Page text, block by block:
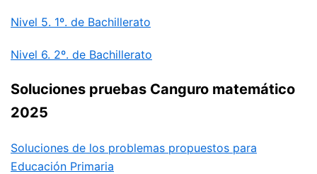
Nivel 5. 1º. de Bachillerato
Nivel 6. 2º. de Bachillerato
Soluciones pruebas Canguro matemático
2025
Soluciones de los problemas propuestos para
Educación Primaria